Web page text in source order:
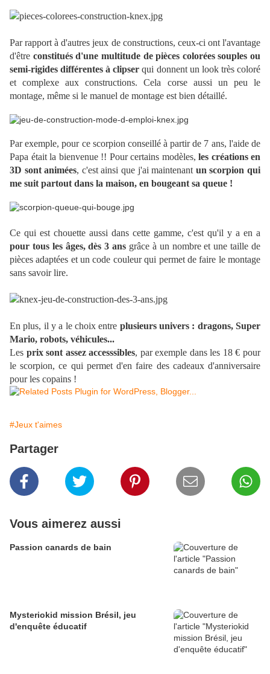
Par rapport à d'autres jeux de constructions, ceux-ci ont l'avantage
d'être constitués d'une multitude de pièces colorées souples ou
semi-rigides différentes à clipser qui donnent un look très coloré
et complexe aux constructions. Cela corse aussi un peu le
montage, même si le manuel de montage est bien détaillé.
Par exemple, pour ce scorpion conseillé à partir de 7 ans, l'aide de
Papa était la bienvenue !! Pour certains modèles, les créations en
3D sont animées, c'est ainsi que j'ai maintenant un scorpion qui
me suit partout dans la maison, en bougeant sa queue !
Ce qui est chouette aussi dans cette gamme, c'est qu'il y a en a
pour tous les âges, dès 3 ans grâce à un nombre et une taille de
pièces adaptées et un code couleur qui permet de faire le montage
sans savoir lire.
En plus, il y a le choix entre plusieurs univers : dragons, Super
Mario, robots, véhicules...
Les prix sont assez accesssibles, par exemple dans les 18 € pour
le scorpion, ce qui permet d'en faire des cadeaux d'anniversaire
pour les copains !
#Jeux t'aimes
Partager
Vous aimerez aussi
Passion canards de bain
Mysteriokid mission Brésil, jeu
d'enquête éducatif